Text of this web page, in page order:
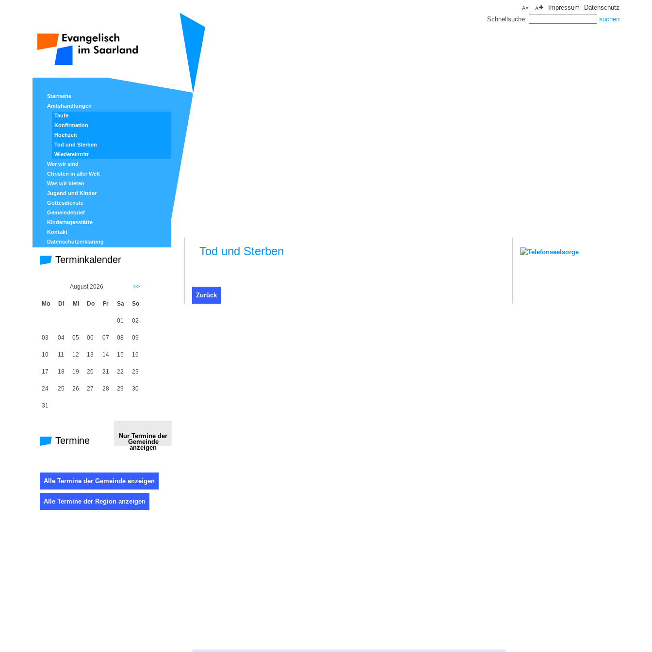
Impressum
Datenschutz
Schnellsuche:
Startseite
Amtshandlungen
Taufe
Konfirmation
Hochzeit
Tod und Sterben
Wiedereintritt
Wer wir sind
Christen in aller Welt
Was wir bieten
Jugend und Kinder
Gottesdienste
Gemeindebrief
Kindertagesstätte
Kontakt
Datenschutzerklärung
Terminkalender
August 2026 >>
Mo Di Mi Do Fr Sa So
01 02
03 04 05 06 07 08 09
10 11 12 13 14 15 16
17 18 19 20 21 22 23
24 25 26 27 28 29 30
31
Termine
Nur Termine der
Gemeinde
anzeigen
Alle Termine der Gemeinde anzeigen
Alle Termine der Region anzeigen
Tod und Sterben
Zurück